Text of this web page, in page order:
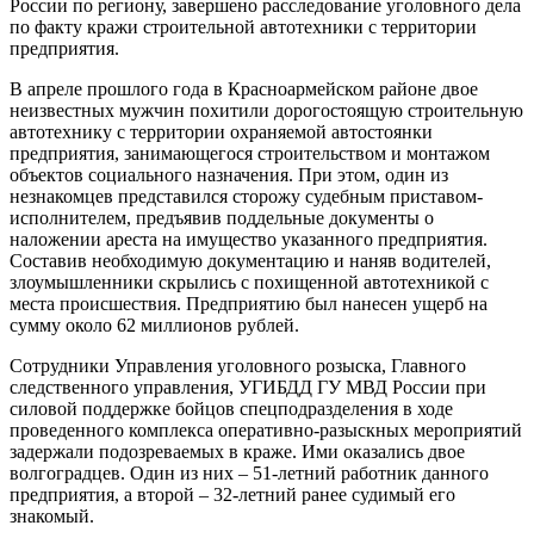
России по региону, завершено расследование уголовного дела
по факту кражи строительной автотехники с территории
предприятия.
В апреле прошлого года в Красноармейском районе двое
неизвестных мужчин похитили дорогостоящую строительную
автотехнику с территории охраняемой автостоянки
предприятия, занимающегося строительством и монтажом
объектов социального назначения. При этом, один из
незнакомцев представился сторожу судебным приставом-
исполнителем, предъявив поддельные документы о
наложении ареста на имущество указанного предприятия.
Составив необходимую документацию и наняв водителей,
злоумышленники скрылись с похищенной автотехникой с
места происшествия. Предприятию был нанесен ущерб на
сумму около 62 миллионов рублей.
Сотрудники Управления уголовного розыска, Главного
следственного управления, УГИБДД ГУ МВД России при
силовой поддержке бойцов спецподразделения в ходе
проведенного комплекса оперативно-разыскных мероприятий
задержали подозреваемых в краже. Ими оказались двое
волгоградцев. Один из них – 51-летний работник данного
предприятия, а второй – 32-летний ранее судимый его
знакомый.